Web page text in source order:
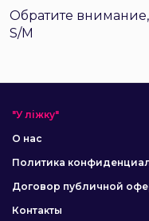
Обратите
S/M
"У ліжку"
О нас
Политика
Договор публичной
Контакты